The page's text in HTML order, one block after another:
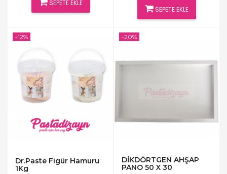
SEPETE EKLE
SEPETE EKLE
-12%
Dr.Paste Figür Hamuru
1Kg
-20%
DİKDÖRTGEN AHŞAP
PANO 50 X 30